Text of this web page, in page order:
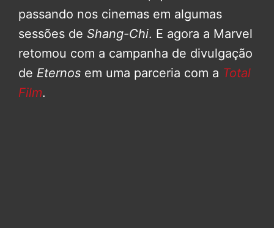
passando nos cinemas em algumas
sessões de Shang-Chi. E agora a Marvel
retomou com a campanha de divulgação
de Eternos em uma parceria com a Total
Film.